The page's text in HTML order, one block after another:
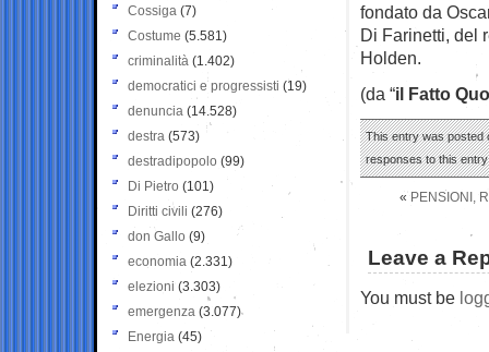
fondato da
Di Farinetti, del
Holden.
(da “il Fatto
This entry was posted
responses to this
« PENSIONI,
Leave a
You must be
Cossiga (7)
Costume (5.581)
criminalità (1.402)
democratici e progressisti (19)
denuncia (14.528)
destra (573)
destradipopolo (99)
Di Pietro (101)
Diritti civili (276)
don Gallo (9)
economia (2.331)
elezioni (3.303)
emergenza (3.077)
Energia (45)